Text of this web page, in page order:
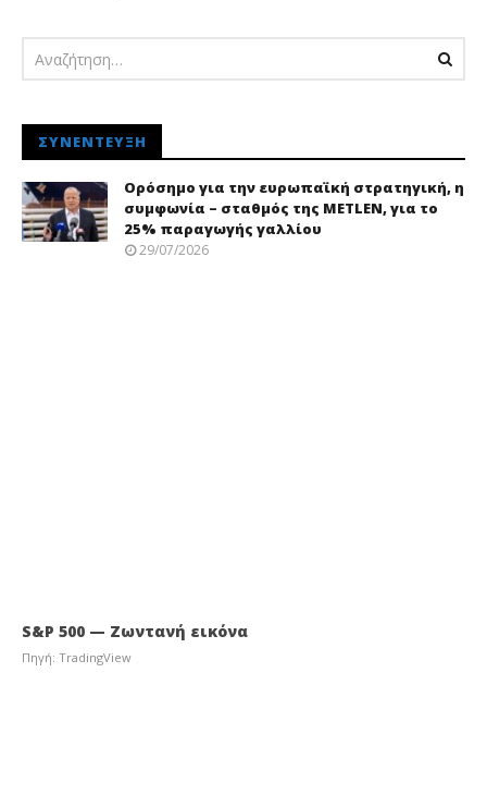
ΣΥΝΈΝΤΕΥΞΗ
Ορόσημο για την ευρωπαϊκή στρατηγική, η
συμφωνία – σταθμός της METLEN, για το
25% παραγωγής γαλλίου
29/07/2026
S&P 500 — Ζωντανή εικόνα
Πηγή: TradingView